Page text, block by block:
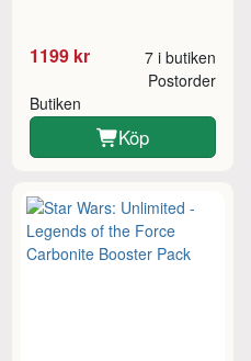
1199 kr 7 i butiken
Butiken
Postorder
Köp